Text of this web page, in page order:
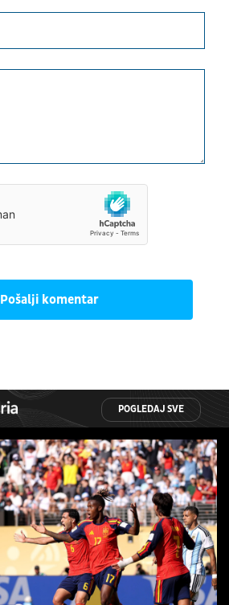
Pošalji komentar
POGLEDAJ SVE